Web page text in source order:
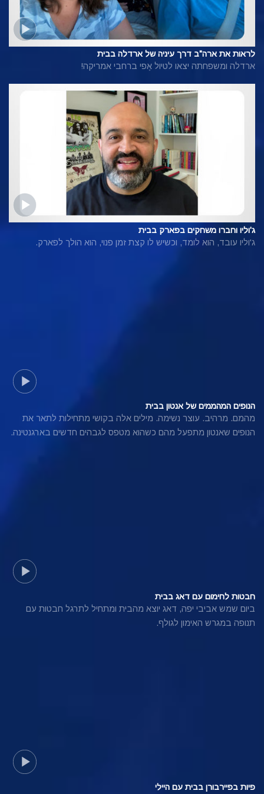
לראות את ארה"ב דרך עיניה של ארדלה בבית
ארדלה ומשפחתה יצאו לטיול אֶפי ברחבי אמריקה!
ג'וליו וחברו משחקים בפארק בבית
ג'וליו עובד, הוא לומד, וכשיש לו קצת זמן פנוי, הוא הולך לפארק.
הנופים המהממים של אנטון בבית
מהמם. מרהיב. עוצר נשימה. מילים אלה בקושי מתחילות לתאר את
הנופים שאנטון מתפעל מהם כשהוא מטפס לגבהים חדשים בארגנטינה.
חבטות לחימום עם דאג בבית
ביום שמש אביבי יפה, דאג יוצא מהבית ומתחיל לתרגל חבטות עם
תנופה במגרש האימון לגולף.
פיות בפיירבורן בבית עם היילי